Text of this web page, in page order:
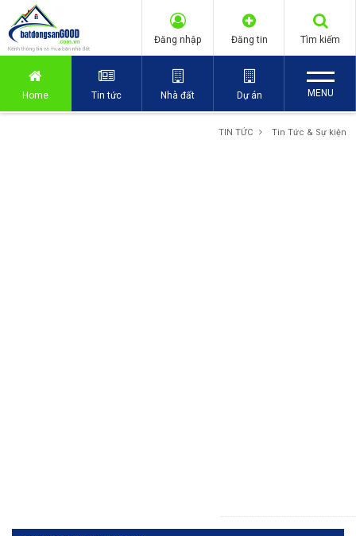
Đăng nhập Đăng tin Tìm kiếm
Home Tin tức Nhà đất Dự án MENU
TIN TỨC Tin Tức & Sự kiện